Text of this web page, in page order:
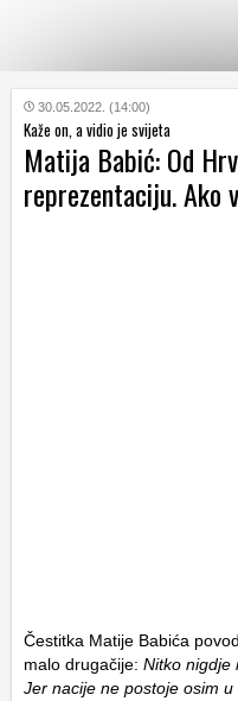
KATEGORIJE
HRVATSKI
WEB
30.05.2022. (14:00)
Kaže on, a vidio je svijeta
Matija Babić: Od
reprezentaciju. Ako
Čestitka Matije Babića
malo drugačije: Nitko nigdje
Jer nacije ne postoje osim